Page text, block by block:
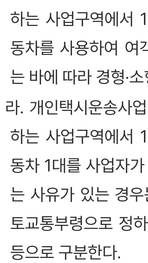
하는 사업구역에서
동차를 사용하여 여
는 바에 따라 경형·
라. 개인택시운송사
하는 사업구역에서
동차 1대를 사업자
는 사유가 있는 경
토교통부령으로 정
등으로 구분한다.